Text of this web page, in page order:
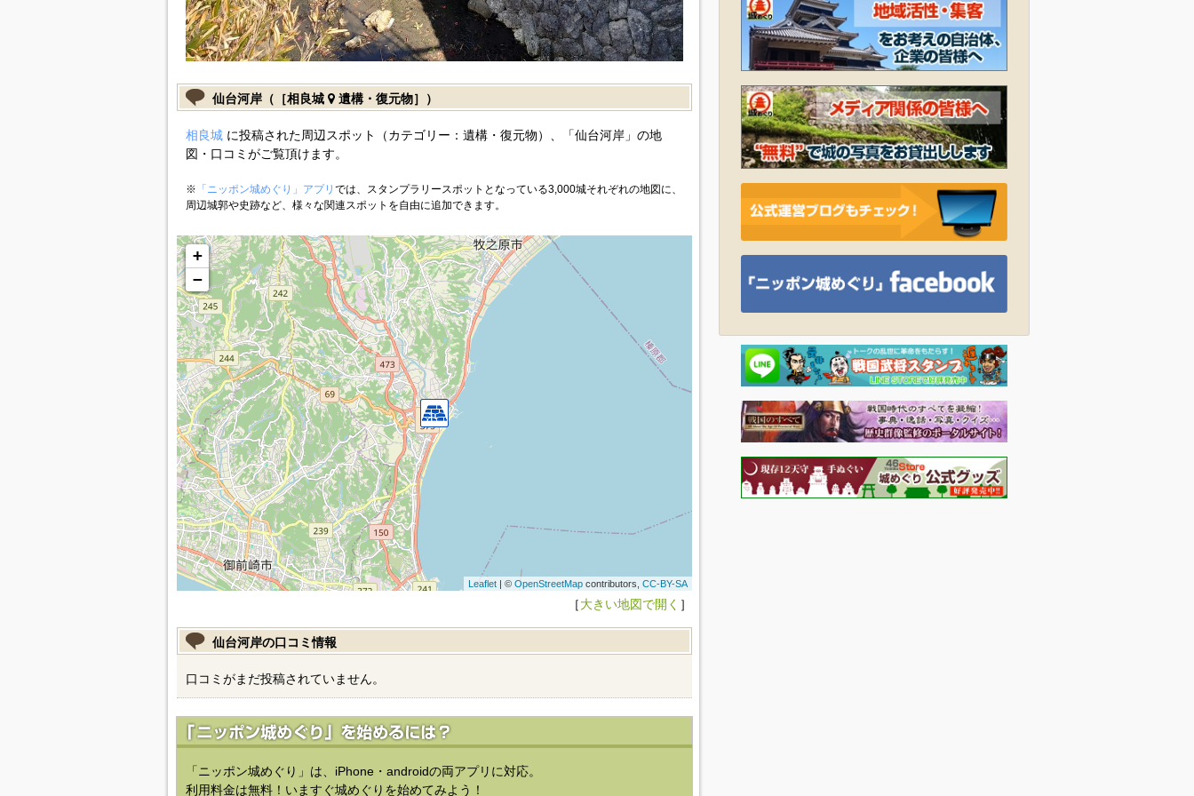
仙台河岸（［相良城 遺構・復元物］）
相良城に投稿された周辺スポット（カテゴリー：遺構・復元物）、「仙台河岸」の地
図・口コミがご覧頂けます。
※ 「ニッポン城めぐり」アプリ では、スタンプラリースポットとなっている3,000城それぞれの地図に、
周辺城郭や史跡など、様々な関連スポットを自由に追加できます。
+
−
Leaflet| © OpenStreetMapcontributors, CC-BY-SA
［大きい地図で開く ］
仙台河岸の口コミ情報
口コミがまだ投稿されていません。
「ニッポン城めぐり」は、iPhone・androidの両アプリに対応。
利用料金は無料！いますぐ城めぐりを始めてみよう！